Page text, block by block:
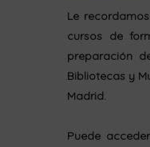
Le
cursos de
preparación
Bibliotecas y
Madrid.
Puede